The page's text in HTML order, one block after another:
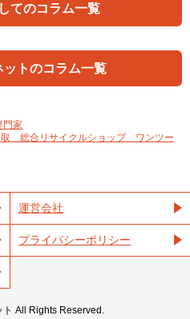
てのコラム一覧
トのコラム一覧
門家
取 総合リサイクルショップ ワンツー
運営会社
プライバシーポリシー
All Rights Reserved.